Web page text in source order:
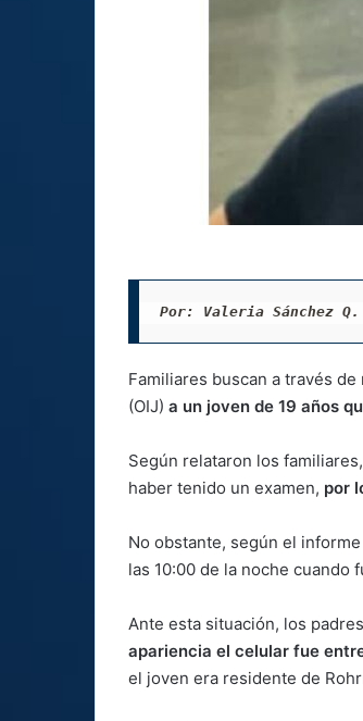
Por: Valeria Sánchez Q.
Familiares buscan a través
(OIJ) a un joven de 19 años
Según relataron los
haber tenido un examen, por
No obstante, según el
las 10:00 de la noche cuando
Ante esta situación, los
apariencia el celular fue
el joven era residente de